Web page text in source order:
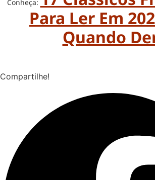
Conheça:
Para Ler Em
Quando
Compartilhe!